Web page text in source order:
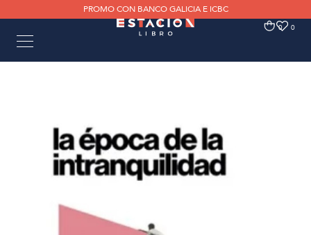
PROMO CON BANCO GALICIA E ICBC
0 0